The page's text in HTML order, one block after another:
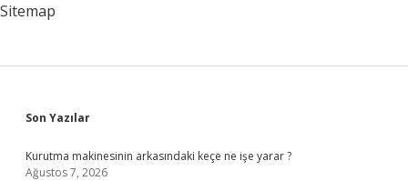
Sitemap
Sidebar
Son Yazılar
Kurutma makinesinin arkasındaki keçe ne işe yarar ?
Ağustos 7, 2026